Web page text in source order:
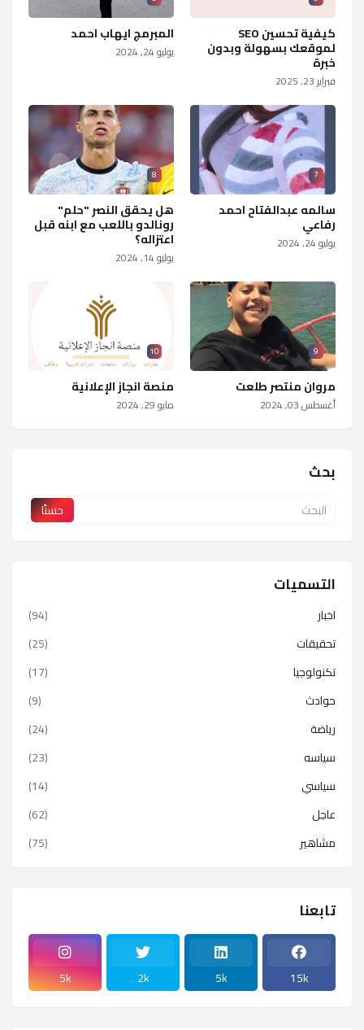
كيفية تحسين SEO
لموقعك بسهولة وبدون
خبرة
فبراير 23, 2025
المبرمج ايهاب احمد
يوليو 24, 2024
7
سالمه عبدالفتاح احمد
رفاعي
يوليو 24, 2024
8
هل يحقق النصر "حلم"
رونالدو باللعب مع ابنه قبل
اعتزاله؟
يوليو 14, 2024
9
مروان منتصر طلعت
أغسطس 03, 2024
10
منصة انجاز الإعلانية
مايو 29, 2024
بحث
التسميات
اخبار
(94)
تحقيقات
(25)
تكنولوجيا
(17)
حوادث
(9)
رياضة
(24)
سياسه
(23)
سياسي
(14)
عاجل
(62)
مشاهير
(75)
تابعنا
15k
5k
2k
5k